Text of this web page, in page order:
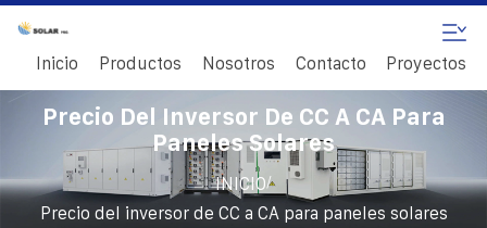
Inicio Productos Nosotros Contacto Proyectos
Precio Del Inversor De CC A CA Para
Paneles Solares
INICIO/
Precio del inversor de CC a CA para paneles solares